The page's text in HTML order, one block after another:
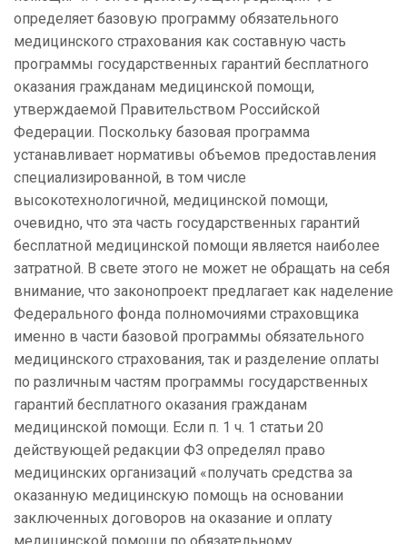
определяет базовую программу обязательного
медицинского страхования как составную часть
программы государственных гарантий бесплатного
оказания гражданам медицинской помощи,
утверждаемой Правительством Российской
Федерации. Поскольку базовая программа
устанавливает нормативы объемов предоставления
специализированной, в том числе
высокотехнологичной, медицинской помощи,
очевидно, что эта часть государственных гарантий
бесплатной медицинской помощи является наиболее
затратной. В свете этого не может не обращать на себя
внимание, что законопроект предлагает как наделение
Федерального фонда полномочиями страховщика
именно в части базовой программы обязательного
медицинского страхования, так и разделение оплаты
по различным частям программы государственных
гарантий бесплатного оказания гражданам
медицинской помощи. Если п. 1 ч. 1 статьи 20
действующей редакции ФЗ определял право
медицинских организаций «получать средства за
оказанную медицинскую помощь на основании
заключенных договоров на оказание и оплату